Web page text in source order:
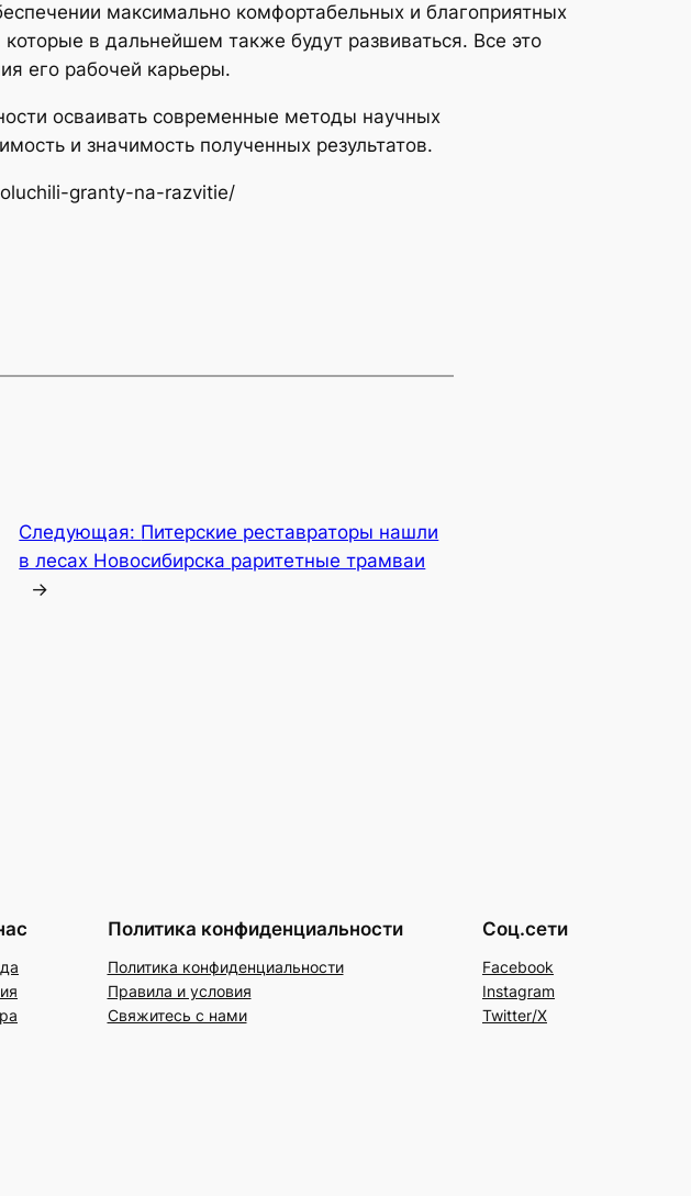
максимально комфортабельных и благоприятных
в дальнейшем также будут развиваться. Все это
его рабочей карьеры.
осваивать современные методы научных
и значимость полученных результатов.
granty-na-razvitie/
Следующая: Питерские реставраторы нашли
в лесах Новосибирска раритетные трамваи
→
Политика конфиденциальности
Политика конфиденциальности
Правила и условия
Свяжитесь с нами
Соц.сети
Facebook
Instagram
Twitter/X